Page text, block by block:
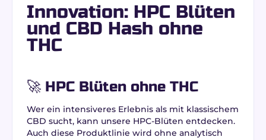
Innovation: HPC Blüten
und CBD Hash ohne
THC
🚀 HPC Blüten ohne THC
Wer ein intensiveres Erlebnis als mit klassischem
CBD sucht, kann unsere HPC-Blüten entdecken.
Auch diese Produktlinie wird ohne analytisch